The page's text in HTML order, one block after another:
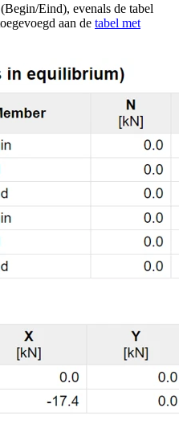
Eind), evenals de tabel
aan de tabel met